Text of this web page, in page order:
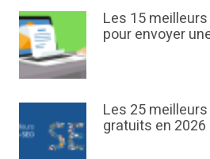
Les 15
pour envoyer
Les 25
gratuits en 2026